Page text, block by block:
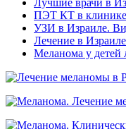
ПЭТ КТ в
УЗИ в Израиле.
Лечение в
Меланома у детей